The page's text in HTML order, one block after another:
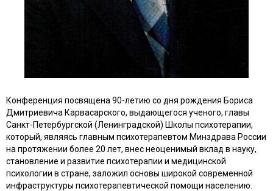
Конференция посвящена 90-летию со дня рождения Бориса
Дмитриевича Карвасарского, выдающегося ученого, главы
Санкт-Петербургской (Ленинградской) Школы психотерапии,
который, являясь главным психотерапевтом Минздрава России
на протяжении более 20 лет, внес неоценимый вклад в науку,
становление и развитие психотерапии и медицинской
психологии в стране, заложил основы широкой современной
инфраструктуры психотерапевтической помощи населению.